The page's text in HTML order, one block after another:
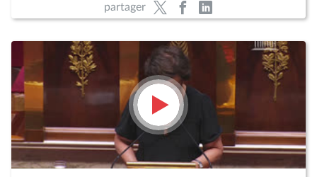
partager